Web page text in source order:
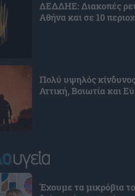
ΔΕΔΔΗΕ: Διακοπές
Αθήνα και σε 10
Πολύ υψηλός
Αττική, Βοιωτία και
Έχουμε τα μικρόβια